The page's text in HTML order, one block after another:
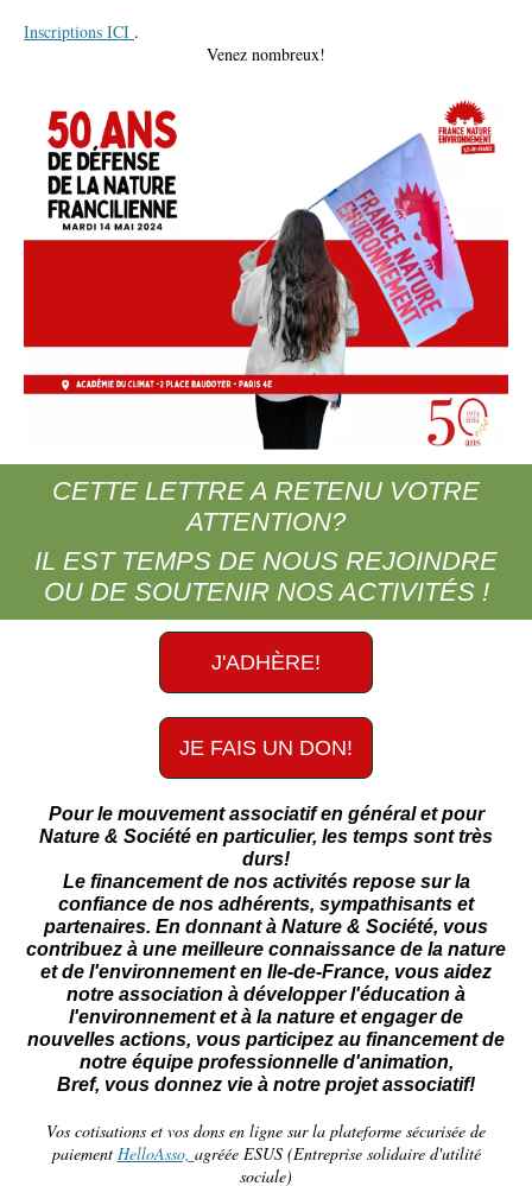
Inscriptions ICI .
Venez nombreux!
CETTE LETTRE A RETENU VOTRE
ATTENTION?
IL EST TEMPS DE NOUS REJOINDRE
OU DE SOUTENIR NOS ACTIVITÉS !
J'ADHÈRE!
JE FAIS UN DON!
Pour le mouvement associatif en général et pour
Nature & Société en particulier, les temps sont très
durs!
Le financement de nos activités repose sur la
confiance de nos adhérents, sympathisants et
partenaires. En donnant à Nature & Société, vous
contribuez à une meilleure connaissance de la nature
et de l'environnement en Ile-de-France, vous aidez
notre association à développer l'éducation à
l'environnement et à la nature et engager de
nouvelles actions, vous participez au financement de
notre équipe professionnelle d'animation,
Bref, vous donnez vie à notre projet associatif!
Vos cotisations et vos dons en ligne sur la plateforme sécurisée de
paiement HelloAsso, agréée ESUS (Entreprise solidaire d'utilité
sociale)